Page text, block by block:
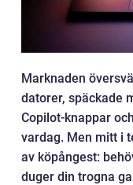
Marknaden
datorer, späckade
Copilot-knappar
vardag. Men mitt i
av köpångest:
duger din trogna